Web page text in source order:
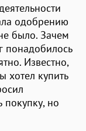
одобрению
было. Зачем
понадобилось
Известно,
хотел купить
покупку, но